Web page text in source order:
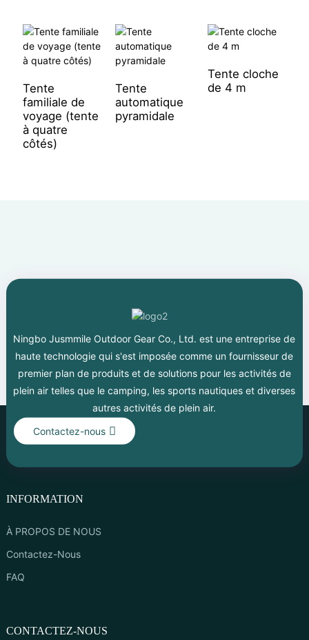
Tente
familiale de
voyage (tente
à quatre
côtés)
Tente
automatique
pyramidale
Tente cloche
de 4 m
Ningbo Jusmmile Outdoor Gear Co., Ltd. est une entreprise de
haute technologie qui s'est imposée comme un fournisseur de
premier plan de produits et de solutions pour les activités de
plein air telles que le camping, les sports nautiques et diverses
autres activités de plein air.
Contactez-nous
INFORMATION
À PROPOS DE NOUS
Contactez-Nous
FAQ
CONTACTEZ-NOUS